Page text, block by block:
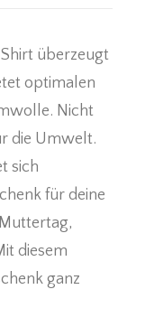
überzeugt
optimalen
Nicht
die Umwelt.
sich
für deine
diesem
ganz